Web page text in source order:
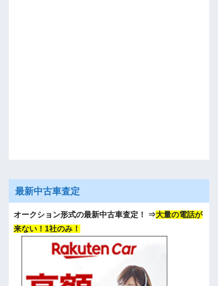
最新中古車査定
オークション形式の最新中古車査定！ ⇒大量の電話が
来ない！1社のみ！